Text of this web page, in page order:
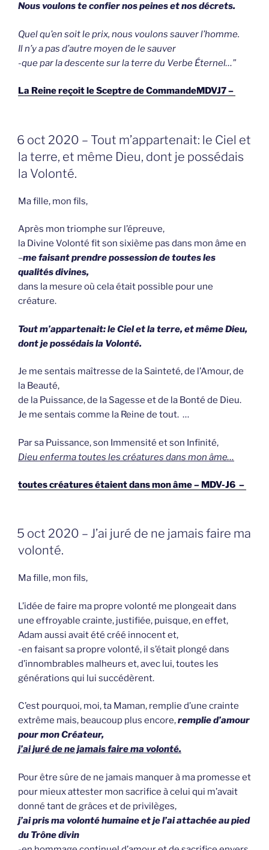
Nous voulons te confier nos peines et nos décrets.
Quel qu’en soit le prix, nous voulons sauver l’homme.
Il n’y a pas d’autre moyen de le sauver
-que par la descente sur la terre du Verbe Éternel…”
La Reine reçoit le Sceptre de CommandeMDVJ7 –
GEPLAATST
OP
6 oct 2020 – Tout m’appartenait: le Ciel et
la terre, et même Dieu, dont je possédais
la Volonté.
Ma fille, mon fils,
Après mon triomphe sur l’épreuve,
la Divine Volonté fit son sixième pas dans mon âme en
–me faisant prendre possession de toutes les
qualités divines,
dans la mesure où cela était possible pour une
créature.
Tout m’appartenait: le Ciel et la terre, et même Dieu,
dont je possédais la Volonté.
Je me sentais maîtresse de la Sainteté, de l’Amour, de
la Beauté,
de la Puissance, de la Sagesse et de la Bonté de Dieu.
Je me sentais comme la Reine de tout. …
Par sa Puissance, son Immensité et son Infinité,
Dieu enferma toutes les créatures dans mon âme…
toutes créatures étaient dans mon âme – MDV-J6 –
GEPLAATST
OP
5 oct 2020 – J’ai juré de ne jamais faire ma
volonté.
Ma fille, mon fils,
L’idée de faire ma propre volonté me plongeait dans
une effroyable crainte, justifiée, puisque, en effet,
Adam aussi avait été créé innocent et,
-en faisant sa propre volonté, il s’était plongé dans
d’innombrables malheurs et, avec lui, toutes les
générations qui lui succédèrent.
C’est pourquoi, moi, ta Maman, remplie d’une crainte
extrême mais, beaucoup plus encore,remplie d’amour
pour mon Créateur,
j’ai juré de ne jamais faire ma volonté.
Pour être sûre de ne jamais manquer à ma promesse et
pour mieux attester mon sacrifice à celui qui m’avait
donné tant de grâces et de privilèges,
j’ai pris ma volonté humaine et je l’ai attachée au pied
du Trône divin